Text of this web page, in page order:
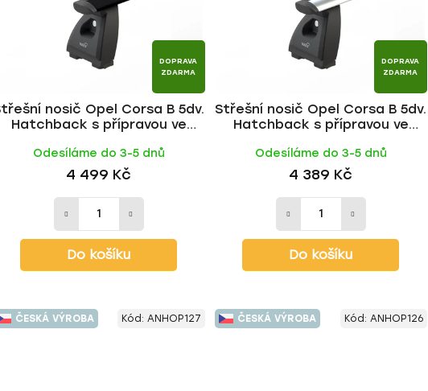
o
d
u
k
t
DOPRAVA
ZDARMA
nosič Opel Corsa B 5dv.
Hatchback s přípravou ve
tyč | HAKR
Odesíláme do 3-5 dnů
4 499 Kč
Do košíku
DOPRAVA
ZDARMA
Střešní nosič Opel Corsa B 5dv.
Hatchback s přípravou ve
| HAKR
Odesíláme do 3-5 dnů
4 389 Kč
Do košíku
ČESKÁ VÝROBA Kód: ANHOP127 ČESKÁ VÝROBA Kód: ANHOP126